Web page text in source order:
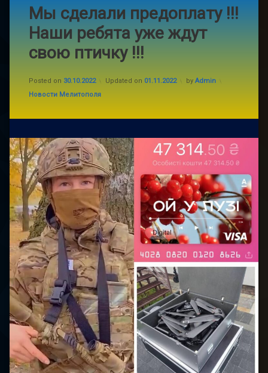
Мы сделали предоплату !!!
Наши ребята уже ждут
свою птичку !!!
Posted on 30.10.2022 Updated on 01.11.2022 by Admin
Categories:
Новости Мелитополя